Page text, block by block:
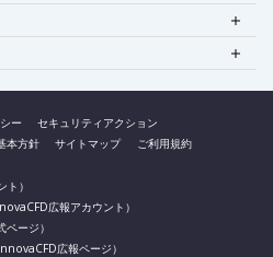
ー
セキュリティアクション
本方針 サイトマップ
ご利用規約
ト）
広報アカウント）
ページ）
広報ページ）